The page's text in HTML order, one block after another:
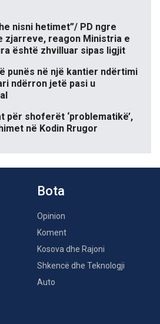
nisni hetimet”/ PD ngre
zjarreve, reagon Ministria e
është zhvilluar sipas ligjit
punës në një kantier ndërtimi
ndërron jetë pasi u
për shoferët ‘problematikë’,
në Kodin Rrugor
Bota
Opinion
Koment
Kosova dhe Rajoni
Shkencë dhe Teknologji
Auto